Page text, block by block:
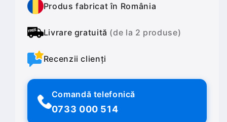
Produs fabricat în România
Livrare gratuită (de la 2 produse)
Recenzii clienți
Comandă telefonică
0733 000 514